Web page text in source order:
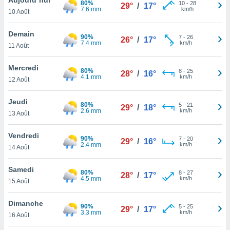
et
»,
au
vous
qu'ils
ou
le
ainsi
un
la
du
10 Août
80%
7.6 mm
29° / 17° 10- 28
km/h
Demain
11 Août
90%
7.4 mm
26° / 17° 7- 26
km/h
Mercredi
12 Août
80%
4.1 mm
28° / 16° 8- 25
km/h
Jeudi
13 Août
80%
2.6 mm
29° / 18° 5- 21
km/h
Vendredi
14 Août
90%
2.4 mm
29° / 16° 7- 20
km/h
Samedi
15 Août
80%
4.5 mm
28° / 17° 8- 27
km/h
Dimanche
16 Août
90%
3.3 mm
29° / 17° 5- 25
km/h